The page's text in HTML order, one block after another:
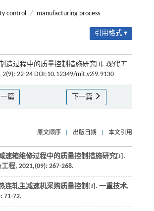
control / manufacturing process
引用格式 ▾
造过程中的质量控制措施研究[J]. 现代工
2(9): 22-24 DOI:10.12349/mit.v2i9.9130
篇 下一篇
原文顺序 出版日期 本文引用
速箱维修过程中的质量控制措施研究[J].
工程, 2021,(09): 267-268.
连轧主减速机采购质量控制[J]. 一重技术,
71-72.